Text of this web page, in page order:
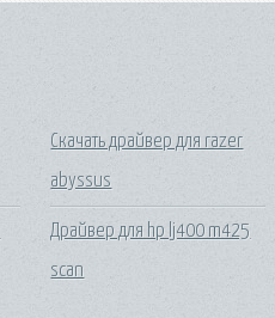
Скачать драйвер для razer
abyssus
Драйвер для hp lj400 m425
scan